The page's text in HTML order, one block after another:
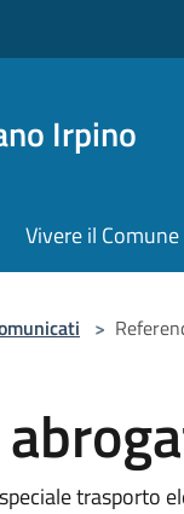
Irpino
Vivere il Comune
>
trasporto